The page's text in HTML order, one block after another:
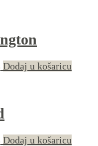
Dodaj u košaricu
Dodaj u košaricu